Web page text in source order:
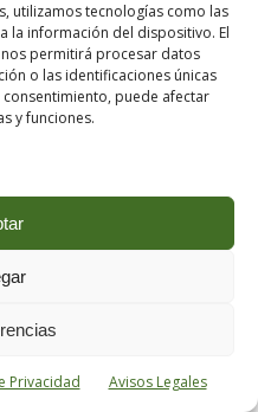
utilizamos tecnologías como las
la información del dispositivo. El
permitirá procesar datos
o las identificaciones únicas
puede afectar
y funciones.
Privacidad Avisos Legales
. El teniente
ha extraído del
sobre la
es exacta
no lo es, por lo que
ser erróneo. Que se
o que entienda
genios son sólo
a veces advertir